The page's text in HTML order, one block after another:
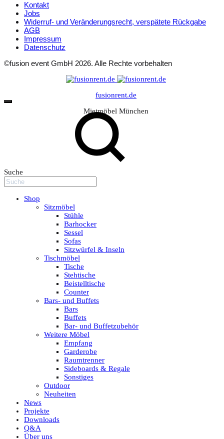
Kontakt
Jobs
Widerruf- und Veränderungsrecht, verspätete Rückgabe
AGB
Impressum
Datenschutz
©fusion event GmbH 2026. Alle Rechte vorbehalten
fusionrent.de
Mietmöbel München
Suche
Shop
Sitzmöbel
Stühle
Barhocker
Sessel
Sofas
Sitzwürfel & Inseln
Tischmöbel
Tische
Stehtische
Beistelltische
Counter
Bars- und Buffets
Bars
Buffets
Bar- und Buffetzubehör
Weitere Möbel
Empfang
Garderobe
Raumtrenner
Sideboards & Regale
Sonstiges
Outdoor
Neuheiten
News
Projekte
Downloads
Q&A
Über uns